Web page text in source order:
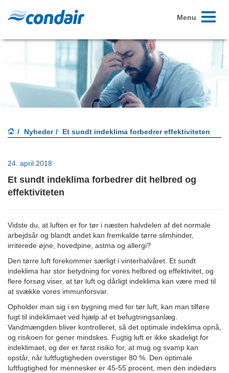
Toggle
Menu
Nyheder Et sundt indeklima forbedrer effektiviteten
24. april 2018
Et sundt indeklima forbedrer dit helbred og
effektiviteten
Vidste du, at luften er for tør i næsten halvdelen af det normale
arbejdsår og blandt andet kan fremkalde tørre slimhinder,
irriterede øjne, hovedpine, astma og allergi?
Den tørre luft forekommer særligt i vinterhalvåret. Et sundt
indeklima har stor betydning for vores helbred og effektivitet, og
flere forsøg viser, at tør luft og dårligt indeklima kan være med til
at svække vores immunforsvar.
Opholder man sig i en bygning med for tør luft, kan man tilføre
fugt til indeklimaet ved hjælp af et befugtningsanlæg.
Vandmængden bliver kontrolleret, så det optimale indeklima opnå,
og risikoen for gener mindskes. Fugtig luft er ikke skadeligt for
indeklimaet, og der er først risiko for, at mug og svamp kan
opstår, når luftfugtigheden overstiger 80 %. Den optimale
luftfugtighed for mennesker er 45-55 procent, men den indedørs